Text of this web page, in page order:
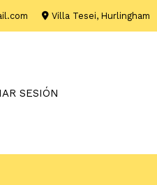
Villa Tesei, Hurlingham
SESIÓN